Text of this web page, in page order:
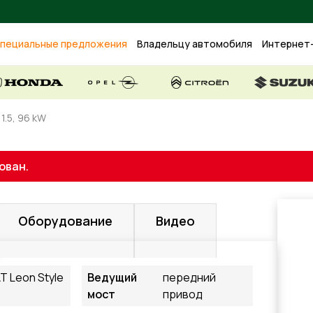
предложения Владельцу автомобиля
96 kW
Оборудование Видео
Leon Style
Ведущий
мост
передний
привод